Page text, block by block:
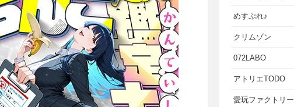
めすぷれ♪
クリムゾン
072LABO
アトリエTODO
愛玩ファクトリー